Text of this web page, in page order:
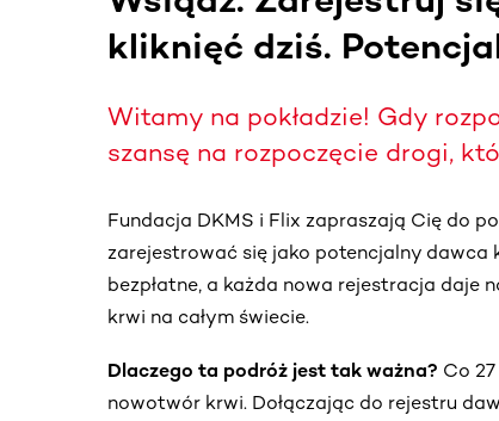
kliknięć dziś.
Witamy na pokładzie! Gdy
szansę na rozpoczęcie drogi,
Fundacja DKMS i Flix zapraszają Cię do
zarejestrować się jako potencjalny dawca
bezpłatne, a każda nowa rejestracja daje
krwi na całym świecie.
Dlaczego ta podróż jest tak ważna? Co
nowotwór krwi. Dołączając do rejestru